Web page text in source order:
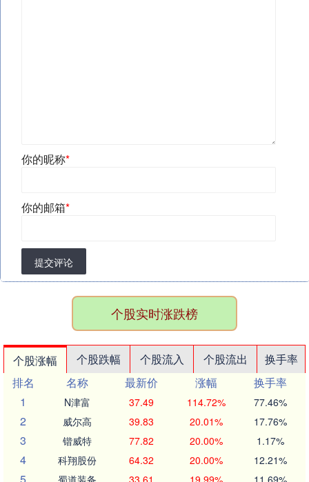
你的昵称*
你的邮箱*
提交评论
个股实时涨跌榜
个股涨幅 个股跌幅 个股流入 个股流出
换手率
排名
名称 最新价 涨幅
换手率
1
N津富 37.49 114.72% 77.46%
2 威尔高 39.83 20.01% 17.76%
3 锴威特 77.82 20.00% 1.17%
4 科翔股份 64.32 20.00% 12.21%